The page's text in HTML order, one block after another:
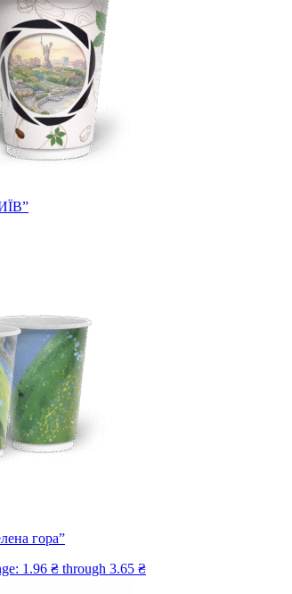
гора”
1.96 ₴ through 3.65 ₴